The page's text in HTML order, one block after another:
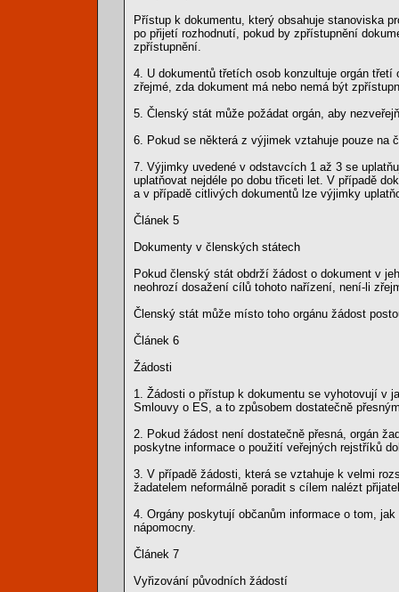
Přístup k dokumentu, který obsahuje stanoviska
po přijetí rozhodnutí, pokud by zpřístupnění
zpřístupnění.
4. U dokumentů třetích osob konzultuje orgán
zřejmé, zda dokument má nebo nemá být
5. Členský stát může požádat orgán, aby
6. Pokud se některá z výjimek vztahuje pouze na
7. Výjimky uvedené v odstavcích 1 až 3 se
uplatňovat nejdéle po dobu třiceti let. V případě
a v případě citlivých dokumentů lze výjimky
Článek 5
Dokumenty v členských státech
Pokud členský stát obdrží žádost o dokument v
neohrozí dosažení cílů tohoto nařízení, není-li
Členský stát může místo toho orgánu žádost
Článek 6
Žádosti
1. Žádosti o přístup k dokumentu se vyhotovují v
Smlouvy o ES, a to způsobem dostatečně
2. Pokud žádost není dostatečně přesná, orgán
poskytne informace o použití veřejných rejstříků
3. V případě žádosti, která se vztahuje k velmi
žadatelem neformálně poradit s cílem nalézt
4. Orgány poskytují občanům informace o tom,
nápomocny.
Článek 7
Vyřizování původních žádostí